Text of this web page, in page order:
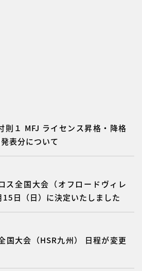
則１ MFJ ライセンス昇格・降格
表分について
ス全国大会（オフロードヴィレ
日（日）に決定いたしました
国大会（HSR九州） 日程が変更